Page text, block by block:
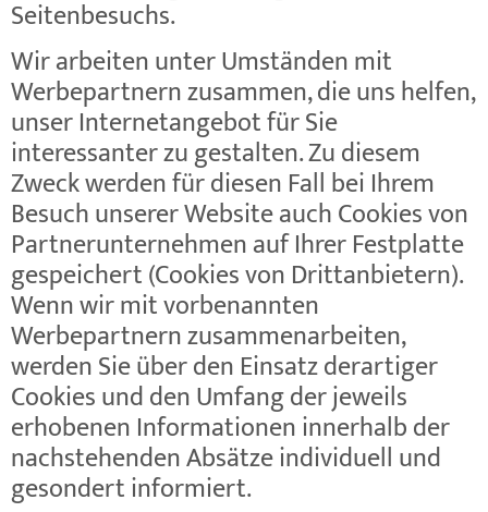
Seitenbesuchs.
Wir arbeiten unter Umständen mit
Werbepartnern zusammen, die uns helfen,
unser Internetangebot für Sie
interessanter zu gestalten. Zu diesem
Zweck werden für diesen Fall bei Ihrem
Besuch unserer Website auch Cookies von
Partnerunternehmen auf Ihrer Festplatte
gespeichert (Cookies von Drittanbietern).
Wenn wir mit vorbenannten
Werbepartnern zusammenarbeiten,
werden Sie über den Einsatz derartiger
Cookies und den Umfang der jeweils
erhobenen Informationen innerhalb der
nachstehenden Absätze individuell und
gesondert informiert.